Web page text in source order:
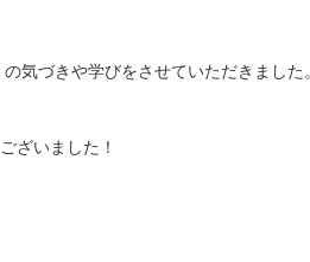
気づきや学びをさせていただきました。
ざいました！